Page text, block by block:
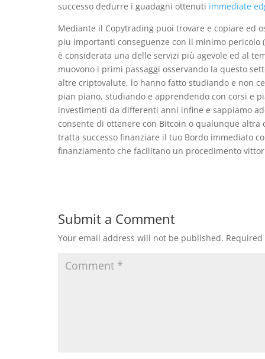
successo dedurre i guadagni ottenuti immediate
Mediante il Copytrading puoi trovare e copiare ed
piu importanti conseguenze con il minimo pericolo
è considerata una delle servizi più agevole ed al
muovono i primi passaggi osservando la questo
altre criptovalute, lo hanno fatto studiando e non
pian piano, studiando e apprendendo con corsi e
investimenti da differenti anni infine e sappiamo
consente di ottenere con Bitcoin o qualunque
tratta successo finanziare il tuo Bordo immediato
finanziamento che facilitano un procedimento
Submit a Comment
Your email address will not be published.